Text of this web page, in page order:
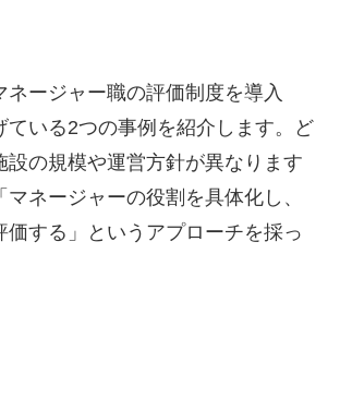
ネージャー職の評価制度を導入
ている2つの事例を紹介します。ど
設の規模や運営方針が異なります
ネージャーの役割を具体化し、
価する」というアプローチを採っ